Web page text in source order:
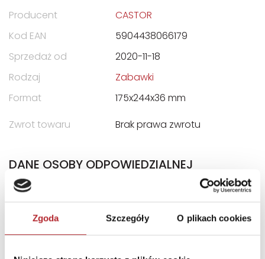
Zgoda Szczegóły O plikach cookies
Producent
CASTOR
Kod EAN
5904438066179
Sprzedaż od
2020-11-18
Rodzaj
Zabawki
Format
175x244x36 mm
Zwrot towaru
Brak prawa zwrotu
DANE OSOBY ODPOWIEDZIALNEJ
Nazwa
CASTOR Drukarnia i
Wydawnictwo, Marek
Bryła, Wojciech Lipiński Sp.
Jawna